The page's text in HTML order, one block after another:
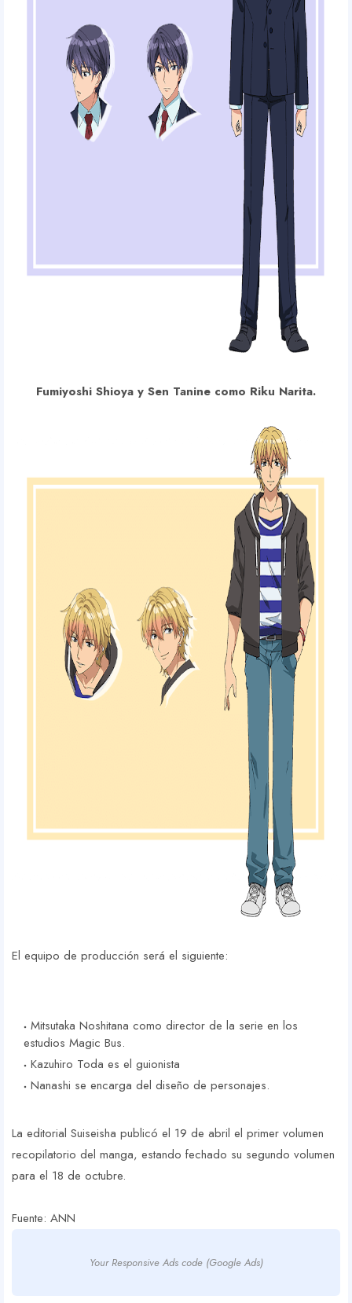
Fumiyoshi Shioya y Sen Tanine como Riku Narita.
El equipo de producción será el siguiente:
Mitsutaka Noshitana como director de la serie en los
estudios Magic Bus.
Kazuhiro Toda es el guionista
Nanashi se encarga del diseño de personajes.
La editorial Suiseisha publicó el 19 de abril el primer volumen
recopilatorio del manga, estando fechado su segundo volumen
para el 18 de octubre.
Fuente: ANN
Your Responsive Ads code (Google Ads)